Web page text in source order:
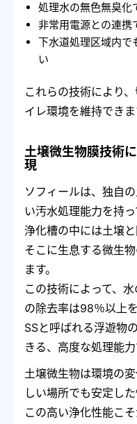
処理水の無色無臭化
非常用電源との連携
下水道処理区域内で
い
これらの技術により
イレ環境を維持できま
土壌微生物膜技術
現
ソフィールは、独自
い汚水処理能力を持っ
浄化槽の中には土壌
そこに生息する微生
ます。
この技術によって、
の除去率は98％以上を
SSと呼ばれる浮遊物
きる、高度な処理能力
土壌微生物は環境の
しい場所でも安定し
この高い浄化性能こ